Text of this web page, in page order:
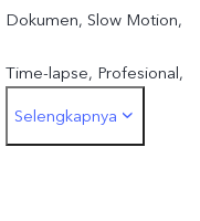
Dokumen, Slow Motion,
Time-lapse, Profesional,
Live
Selengkapnya